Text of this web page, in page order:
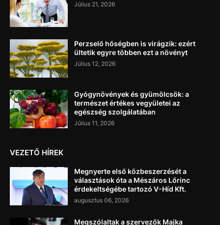
Július 21, 2026
Perzselő hőségben is virágzik: ezért
ültetik egyre többen ezt a növényt
Július 12, 2026
Gyógynövények és gyümölcsök: a
természet értékes vegyületei az
egészség szolgálatában
Július 11, 2026
VEZETŐ HÍREK
Megnyerte első közbeszerzését a
választások óta a Mészáros Lőrinc
érdekeltségébe tartozó V-Híd Kft.
augusztus 06, 2026
Megszólaltak a szervezők Majka